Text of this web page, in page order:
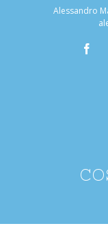
Alessandro